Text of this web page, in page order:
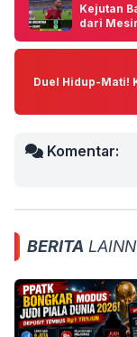
Kejutan
dari
Duel Hidup-Mati!
Komentar:
BERITA